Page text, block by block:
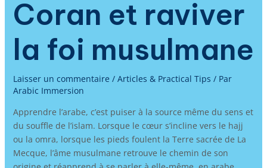
Coran et raviver
la foi musulmane
Laisser un commentaire / Articles & Practical Tips / Par
Arabic Immersion
Apprendre l’arabe, c’est puiser à la source même du sens et
du souffle de l’islam. Lorsque le cœur s’incline vers le hajj
ou la omra, lorsque les pieds foulent la Terre sacrée de La
Mecque, l’âme musulmane retrouve le chemin de son